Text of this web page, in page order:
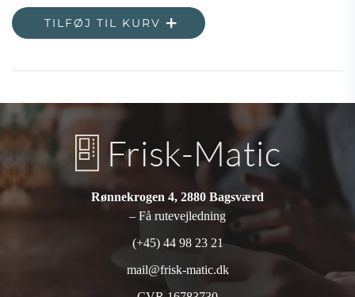
TILFØJ TIL KURV
Rønnekrogen 4, 2880 Bagsværd
– Få rutevejledning
(+45) 44 98 23 21
mail@frisk-matic.dk